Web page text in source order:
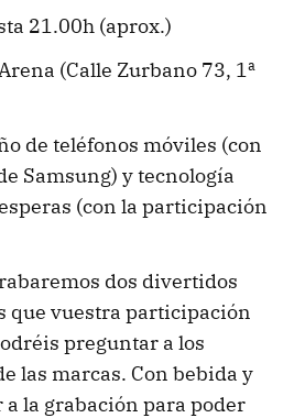
21.00h (aprox.)
(Calle Zurbano 73, 1ª
de teléfonos móviles (con
Samsung) y tecnología
(con la participación
dos divertidos
que vuestra participación
preguntar a los
las marcas. Con bebida y
la grabación para poder